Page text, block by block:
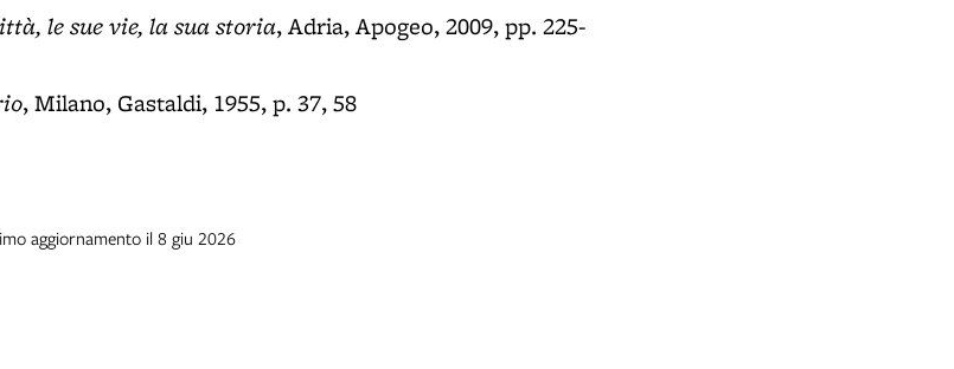
le sue vie, la sua storia, Adria, Apogeo, 2009, pp. 225-
, Milano, Gastaldi, 1955, p. 37, 58
aggiornamento il 8 giu 2026